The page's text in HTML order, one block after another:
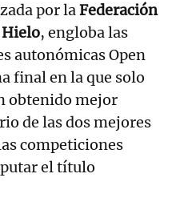
por laFederación
Hielo, engloba las
autonómicas Open
final en la que solo
obtenido mejor
de las dos mejores
competiciones
el título